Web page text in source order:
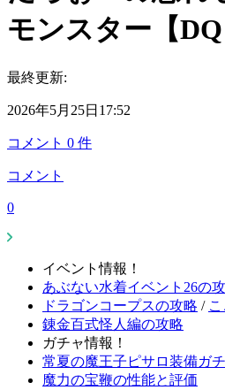
モンスター【DQ
最終更新:
2026年5月25日17:52
コメント 0 件
コメント
0
イベント情報！
あぶない水着イベント26の
ドラゴンコープスの攻略 /
錬金百式怪人編の攻略
ガチャ情報！
常夏の魔王子ピサロ装備ガ
魔力の宝鞭の性能と評価